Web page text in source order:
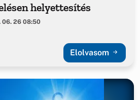
helyettesítés
06. 26 08:50
Elolvasom